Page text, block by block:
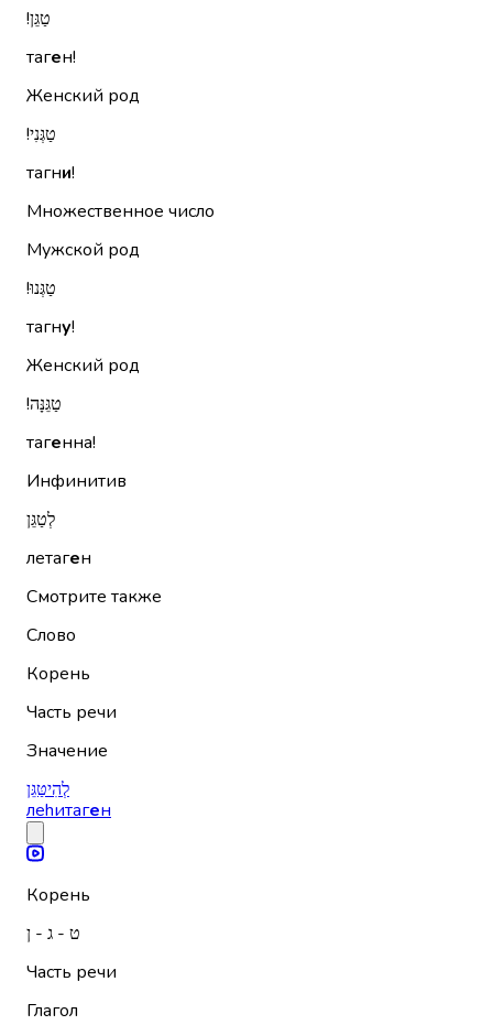
טַגֵּן!‏
таген!
Женский род
טַגְּנִי!‏
тагни!
Множественное число
Мужской род
טַגְּנוּ!‏
тагну!
Женский род
טַגֵּנָּה!‏
тагенна!
Инфинитив
לְטַגֵּן
летаген
Смотрите также
Слово
Корень
Часть речи
Значение
לְהִיטַּגֵּן
леhитаген
Корень
ט - ג - ן
Часть речи
Глагол